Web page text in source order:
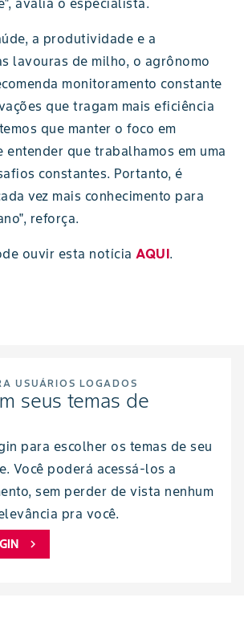
avalia o especialista.
a produtividade e a
lavouras de milho, o agrônomo
monitoramento constante
que tragam mais eficiência
que manter o foco em
entender que trabalhamos em uma
constantes. Portanto, é
vez mais conhecimento para
reforça.
ouvir esta notícia AQUI.
USUÁRIOS LOGADOS
seus temas de
para escolher os temas de seu
Você poderá acessá-los a
sem perder de vista nenhum
pra você.
chevron_right